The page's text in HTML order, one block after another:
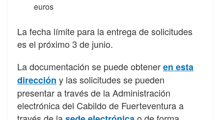
euros
La fecha límite para la entrega de solicitudes
es el próximo 3 de junio.
La documentación se puede obteneren esta
dirección y las solicitudes se pueden
presentar a través de la Administración
electrónica del Cabildo de Fuerteventura a